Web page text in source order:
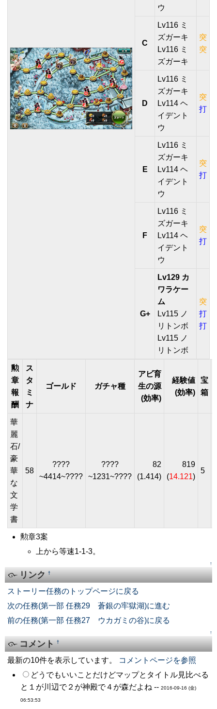
ウ
C
Lv116 ミ
ズガーキ
Lv116 ミ
ズガーキ
突
突
D
Lv116 ミ
ズガーキ
Lv114 ヘ
イデント
ウ
突
打
E
Lv116 ミ
ズガーキ
Lv114 ヘ
イデント
ウ
突
打
F
Lv116 ミ
ズガーキ
Lv114 ヘ
イデント
ウ
突
打
G+
Lv129 カ
ワラケー
ム
Lv115 ノ
リトンボ
Lv115 ノ
リトンボ
突
打
打
勲
章
報
酬
ス
タ
ミ
ナ
ゴールド ガチャ種
アビ育
生の源
(効率)
経験値
(効率)
宝
箱
華
麗
石/
豪
華
な
文
学
書
58
????
~4414~????
????
~1231~????
82
(1.414)
819
(14.121)
5
勲章3案
上から等速1-1-3。
↑
リンク†
ストーリー任務のトップページに戻る
次の任務(第一部 任務29 蒼銀の牢獄湖)に進む
前の任務(第一部 任務27 ウカガミの谷)に戻る
↑
コメント†
最新の10件を表示しています。
コメントページを参照
どうでもいいことだけどマップとタイトル見比べる
と１が川辺で２が神殿で４が森だよね -- 2016-09-16 (金)
06:53:53